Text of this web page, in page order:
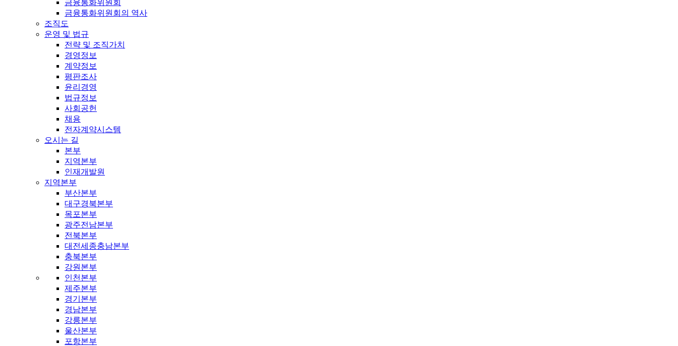
금융통화위원회
금융통화위원회의 역사
조직도
운영 및 법규
전략 및 조직가치
경영정보
계약정보
평판조사
윤리경영
법규정보
사회공헌
채용
전자계약시스템
오시는 길
본부
지역본부
인재개발원
지역본부
부산본부
대구경북본부
목포본부
광주전남본부
전북본부
대전세종충남본부
충북본부
강원본부
인천본부
제주본부
경기본부
경남본부
강릉본부
울산본부
포항본부